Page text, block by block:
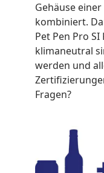
Gehäuse einer
kombiniert.
Pet Pen Pro
klimaneutral
werden und
Fragen?